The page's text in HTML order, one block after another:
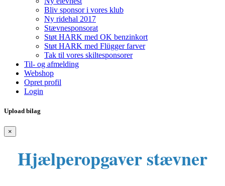
Bliv sponsor i vores klub
Ny ridehal 2017
Stævnesponsorat
Støt HARK med OK benzinkort
Støt HARK med Flügger farver
Tak til vores skiltesponsorer
Til- og afmelding
Webshop
Opret profil
Login
Upload bilag
×
Hjælperopgaver stævner